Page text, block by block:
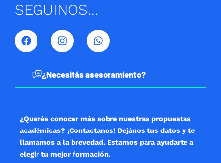
SEGUINOS...
F
a
c
I
n
s
a
W
h
a
s
¿Necesitás asesoramiento?
¿Querés conocer más sobre nuestras propuestas
académicas? ¡Contactanos! Dejános tus datos y te
llamamos a la brevedad. Estamos para ayudarte a
elegir tu mejor formación.